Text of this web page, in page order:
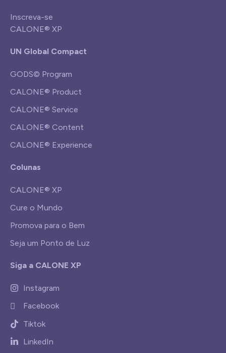
Inscreva-se
CALONE® XP
UN Global Compact
GODS© Program
CALONE® Product
CALONE® Service
CALONE® Content
CALONE® Experience
Colunas
CALONE® XP
Cure o Mundo
Promova para o Bem
Seja um Ponto de Luz
Siga a CALONE XP
Instagram
Facebook
Tiktok
LinkedIn